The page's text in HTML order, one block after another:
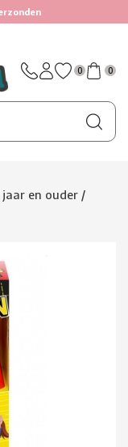
0 0
en ouder /